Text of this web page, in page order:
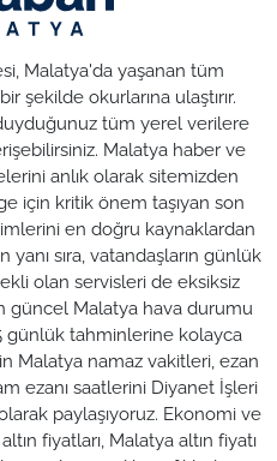
Malatya'da yaşanan tüm
şekilde okurlarına ulaştırır.
tüm yerel verilere
Malatya haber ve
anlık olarak sitemizden
için kritik önem taşıyan son
en doğru kaynaklardan
yanı sıra, vatandaşların günlük
olan servisleri de eksiksiz
güncel Malatya hava durumu
günlük tahminlerine kolayca
Malatya namaz vakitleri, ezan
ezanı saatlerini Diyanet İşleri
paylaşıyoruz. Ekonomi ve
fiyatları, Malatya altın fiyatı